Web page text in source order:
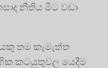
නීතිය මීට වඩා
තම කැමැත්ත
කටයුතුවල යෙදීම